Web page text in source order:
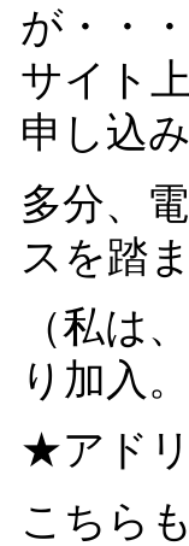
が・・
サイト
申し込
多分、
スを踏
（私は
り加入
★アド
こちら